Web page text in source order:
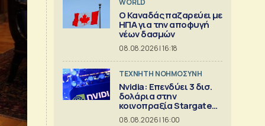
WORLD
Ο Καναδάς παζαρεύει με
ΗΠΑ για την αποφυγή
νέων δασμών
08.08.2026 | 16:18
TΕΧΝΗΤΗ ΝΟΗΜΟΣΥΝΗ
Nvidia: Επενδύει 3 δισ.
δολάρια στην
κοινοπραξία Stargate
για κέντρα δεδομένων
08.08.2026 | 16:00